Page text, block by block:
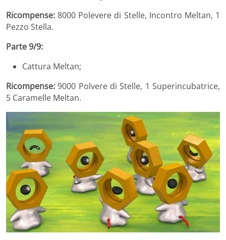
Ricompense: 8000 Polevere di Stelle, Incontro Meltan, 1
Pezzo Stella.
Parte 9/9:
Cattura Meltan;
Ricompense: 9000 Polvere di Stelle, 1 Superincubatrice,
5 Caramelle Meltan.